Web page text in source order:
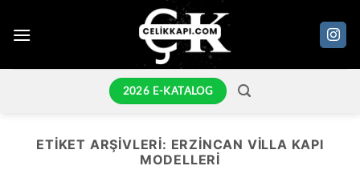
atla
2026 E-KATALOG
ETIKET ARŞIVLERI: ERZINCAN VILLA KAPI
MODELLERI